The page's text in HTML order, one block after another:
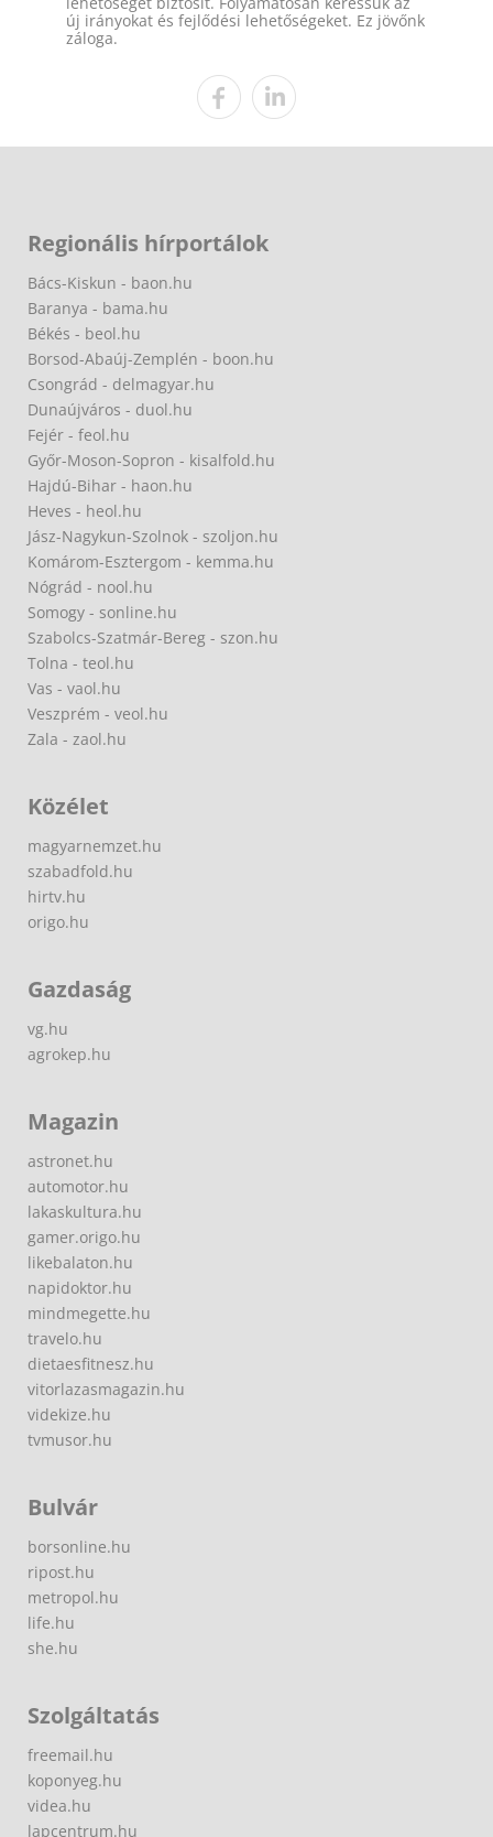
új irányokat és fejlődési lehetőségeket. Ez jövőnk
záloga.
Regionális hírportálok
Bács-Kiskun - baon.hu
Baranya - bama.hu
Békés - beol.hu
Borsod-Abaúj-Zemplén - boon.hu
Csongrád - delmagyar.hu
Dunaújváros - duol.hu
Fejér - feol.hu
Győr-Moson-Sopron - kisalfold.hu
Hajdú-Bihar - haon.hu
Heves - heol.hu
Jász-Nagykun-Szolnok - szoljon.hu
Komárom-Esztergom - kemma.hu
Nógrád - nool.hu
Somogy - sonline.hu
Szabolcs-Szatmár-Bereg - szon.hu
Tolna - teol.hu
Vas - vaol.hu
Veszprém - veol.hu
Zala - zaol.hu
Közélet
magyarnemzet.hu
szabadfold.hu
hirtv.hu
origo.hu
Gazdaság
vg.hu
agrokep.hu
Magazin
astronet.hu
automotor.hu
lakaskultura.hu
gamer.origo.hu
likebalaton.hu
napidoktor.hu
mindmegette.hu
travelo.hu
dietaesfitnesz.hu
vitorlazasmagazin.hu
videkize.hu
tvmusor.hu
Bulvár
borsonline.hu
ripost.hu
metropol.hu
life.hu
she.hu
Szolgáltatás
freemail.hu
koponyeg.hu
videa.hu
lapcentrum.hu